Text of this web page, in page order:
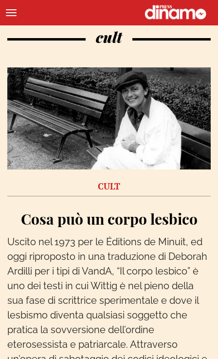
cult
CULT
Cosa può un corpo lesbico
Uscito nel 1973 per le Éditions de Minuit, ed
oggi riproposto in una traduzione di Deborah
Ardilli per i tipi di VandA, “Il corpo lesbico” è
uno dei testi in cui Wittig è nel pieno della
sua fase di scrittrice sperimentale e dove il
lesbismo diventa qualsiasi soggetto che
pratica la sovversione dell’ordine
eterosessista e patriarcale. Attraverso